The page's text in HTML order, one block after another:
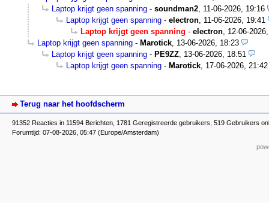
Laptop krijgt geen spanning - soundman2 11-06-2026, 19:16
Laptop krijgt geen spanning - electron 11-06-2026, 19:41
Laptop krijgt geen spanning - electron 12-06-
Laptop krijgt geen spanning - Marotick 13-06-2026, 18:23
Laptop krijgt geen spanning - PE9ZZ 13-06-2026, 18:51
Laptop krijgt geen spanning - Marotick 17-06-2026, 21:42
Terug naar het hoofdscherm
91352 Reacties in 11594 Berichten, 1781 Geregistreerde gebruikers, 519 Gebruikers
Forumtijd: 07-08-2026, 05:47 (Europe/Amsterdam)